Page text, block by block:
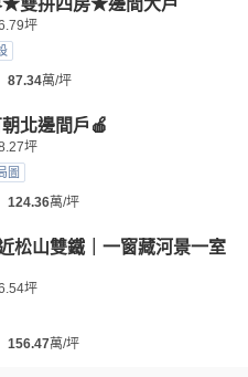
雙拼四房★邊間大戶
坪
87.34萬/坪
北邊間戶🍎
坪
圖
124.36萬/坪
松山雙鐵｜一窗藏河景一室
坪
156.47萬/坪